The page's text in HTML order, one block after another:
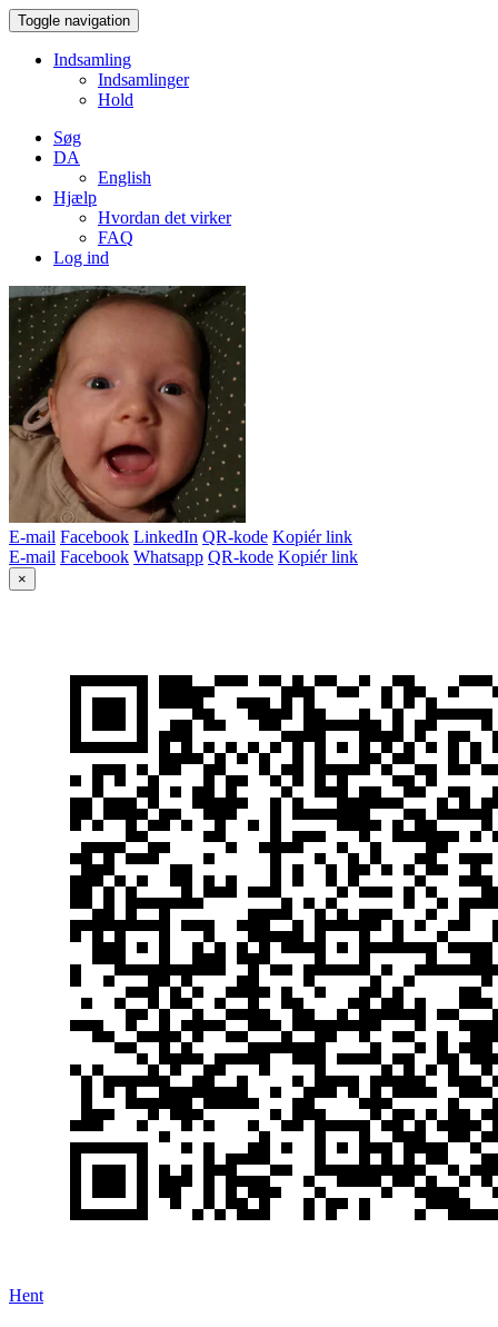
Toggle navigation
Indsamling
Indsamlinger
Hold
Søg
DA
English
Hjælp
Hvordan det virker
FAQ
Log ind
E-mail Facebook LinkedIn QR-kode Kopiér link
E-mail Facebook Whatsapp QR-kode Kopiér link
×
Hent